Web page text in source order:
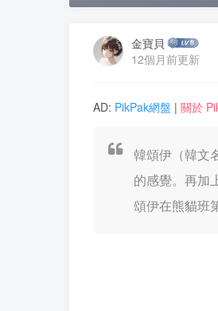
金寶貝
12個月前更新
AD: PikPak網盤 | 關於
韓頌伊（韓文
的感覺。再加
頌伊在熊貓班